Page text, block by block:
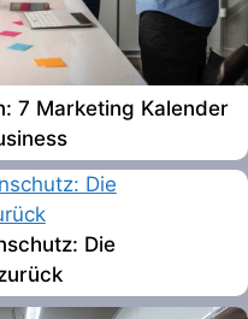
7 Marketing Kalender
Die